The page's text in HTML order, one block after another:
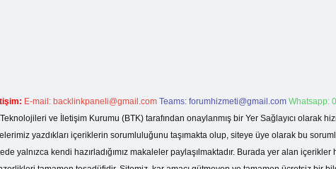
E-mail: backlinkpaneli@gmail.com Teams: forumhizmeti@gmail.com Whatsapp:
ve İletişim Kurumu (BTK) tarafından onaylanmış bir Yer Sağlayıcı
yazdıkları içeriklerin sorumluluğunu taşımakta olup, siteye üye olarak bu
yalnızca kendi hazırladığımız makaleler paylaşılmaktadır. Burada yer alan